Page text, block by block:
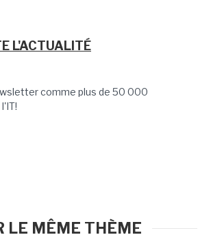
L'ACTUALITÉ
comme plus de 50 000
LE MÊME THÈME